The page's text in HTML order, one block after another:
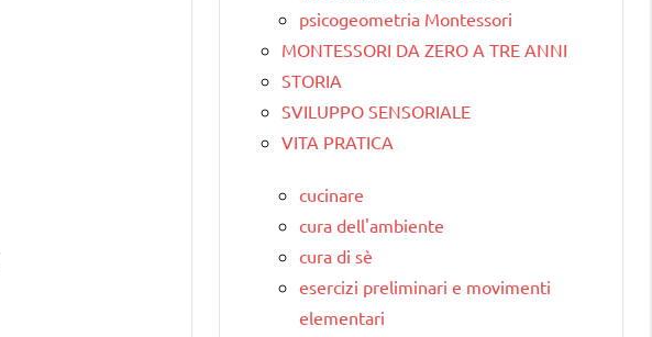
psicogeometria Montessori
MONTESSORI DA ZERO A TRE ANNI
STORIA
SVILUPPO SENSORIALE
VITA PRATICA
cucinare
cura dell'ambiente
cura di sè
esercizi preliminari e movimenti
elementari